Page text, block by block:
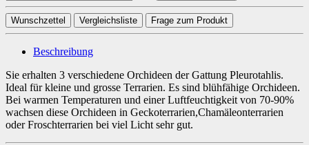
Wunschzettel Vergleichsliste Frage zum Produkt
Beschreibung
Sie erhalten 3 verschiedene Orchideen der Gattung Pleurotahlis.
Ideal für kleine und grosse Terrarien. Es sind blühfähige Orchideen.
Bei warmen Temperaturen und einer Luftfeuchtigkeit von 70-90%
wachsen diese Orchideen in Geckoterrarien,Chamäleonterrarien
oder Froschterrarien bei viel Licht sehr gut.